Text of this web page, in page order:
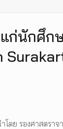
แก่นัก
รองศาสตรา